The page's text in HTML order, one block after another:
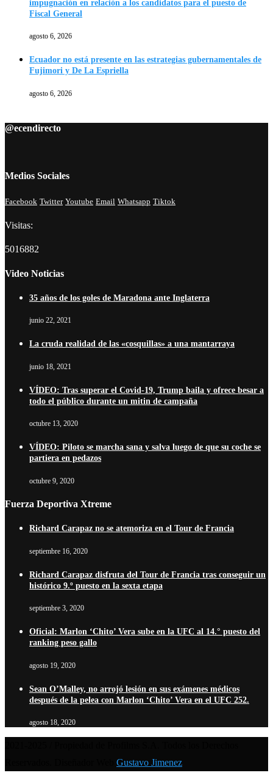
impugnación en relación a los candidatos para el puesto de
Fiscal General
agosto 6, 2026
Ecuador no está presente en las estrategias gubernamentales de
Fujimori y De La Espriella
agosto 6, 2026
@ecendirecto
Medios Sociales
Facebook Twitter Youtube Email Whatsapp Tiktok
Visitas:
5016882
Video Noticias
35 años de los goles de Maradona ante Inglaterra
junio 22, 2021
La cruda realidad de las «cosquillas» a una mantarraya
junio 18, 2021
VÍDEO: Tras superar el Covid-19, Trump baila y ofrece besar a
todo el público durante un mitin de campaña
octubre 13, 2020
VÍDEO: Piloto se marcha sana y salva luego de que su coche se
partiera en pedazos
octubre 9, 2020
Fuerza Deportiva Xtreme
Richard Carapaz no se atemoriza en el Tour de Francia
septiembre 16, 2020
Richard Carapaz disfruta del Tour de Francia tras conseguir un
histórico 9.º puesto en la sexta etapa
septiembre 3, 2020
Oficial: Marlon ‘Chito’ Vera sube en la UFC al 14.° puesto del
ranking peso gallo
agosto 19, 2020
Sean O’Malley, no arrojó lesión en sus exámenes médicos
después de la pelea con Marlon ‘Chito’ Vera en el UFC 252.
agosto 18, 2020
Gustavo Jimenez